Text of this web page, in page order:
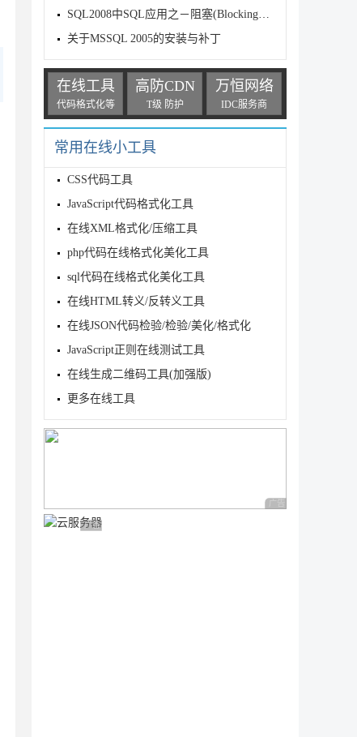
SQL2008中SQL应用之－阻塞(Blocking)应用分析
关于MSSQL 2005的安装与补丁
在线工具
代码格式化等
高防CDN
T级 防护
万恒网络
IDC服务商
常用在线小工具
CSS代码工具
JavaScript代码格式化工具
在线XML格式化/压缩工具
php代码在线格式化美化工具
sql代码在线格式化美化工具
在线HTML转义/反转义工具
在线JSON代码检验/检验/美化/格式化
JavaScript正则在线测试工具
在线生成二维码工具(加强版)
更多在线工具
广告 商业广告，理性
广告 商业广告，理性选择